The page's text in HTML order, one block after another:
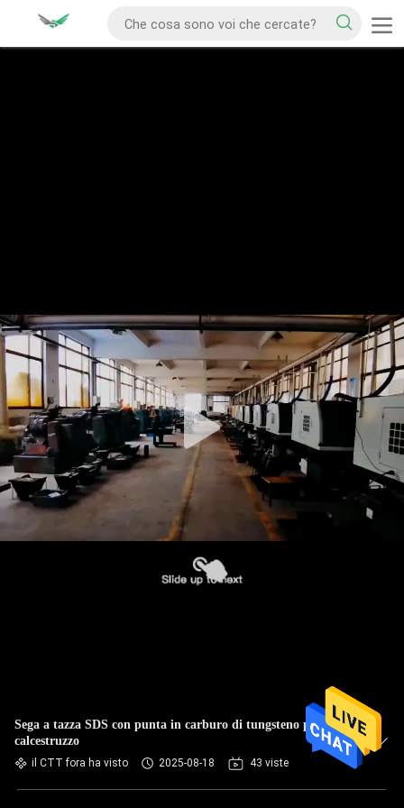
Sega a tazza SDS con punta in carburo di tungsteno per
calcestruzzo
il CTT fora ha visto 2025-08-18 43 viste